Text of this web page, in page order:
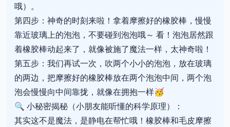
哦）。
第四步：神奇的时刻来啦！拿着摩擦好的橡胶棒，慢慢
靠近玻璃上的泡泡，不要碰到泡泡哦～ 看！泡泡居然跟
着橡胶棒动起来了，就像被施了魔法一样，太神奇啦！
第五步：我们再试一次，吹两个小小的泡泡，放在玻璃
的两边，把摩擦好的橡胶棒放在两个泡泡中间，两个泡
泡会慢慢向中间靠拢，就像在拥抱一样🥳
🔍 小秘密揭秘（小朋友能听懂的科学原理）：
其实这不是魔法，是静电在帮忙哦！橡胶棒和毛皮摩擦